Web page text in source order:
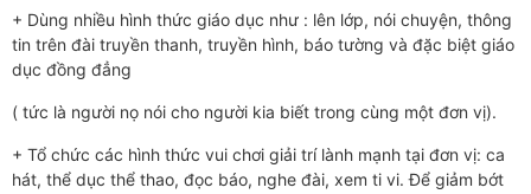
+ Dùng nhiều hình thức giáo dục như : lên lớp, nói chuyện, thông
tin trên đài truyền thanh, truyền hình, báo tư­ờng và đặc biệt giáo
dục đồng đẳng
( tức là ng­ười nọ nói cho ng­ười kia biết trong cùng một đơn vị).
+ Tổ chức các hình thức vui chơi giải trí lành mạnh tại đơn vị: ca
hát, thể dục thể thao, đọc báo, nghe đài, xem ti vi. Để giảm bớt